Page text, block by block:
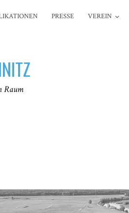
PRESSE VEREIN
Raum